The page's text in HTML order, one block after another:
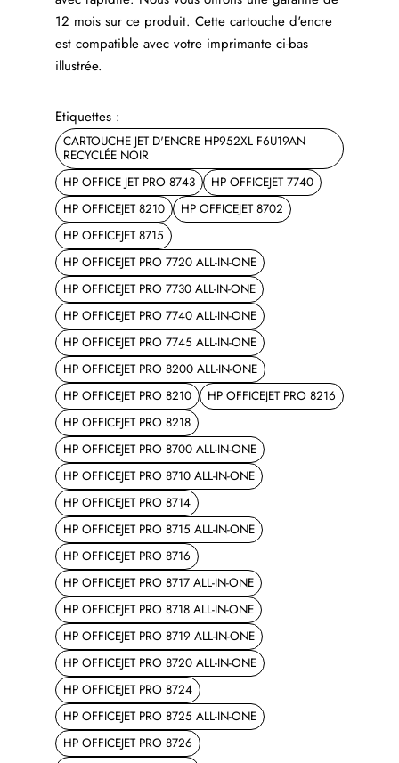
12 mois sur ce produit. Cette cartouche d'encre
est compatible avec votre imprimante ci-bas
illustrée.
Etiquettes :
CARTOUCHE JET D'ENCRE HP952XL F6U19AN
RECYCLÉE NOIR
HP OFFICE JET PRO 8743
HP OFFICEJET 7740
HP OFFICEJET 8210
HP OFFICEJET 8702
HP OFFICEJET 8715
HP OFFICEJET PRO 7720 ALL-IN-ONE
HP OFFICEJET PRO 7730 ALL-IN-ONE
HP OFFICEJET PRO 7740 ALL-IN-ONE
HP OFFICEJET PRO 7745 ALL-IN-ONE
HP OFFICEJET PRO 8200 ALL-IN-ONE
HP OFFICEJET PRO 8210
HP OFFICEJET PRO 8216
HP OFFICEJET PRO 8218
HP OFFICEJET PRO 8700 ALL-IN-ONE
HP OFFICEJET PRO 8710 ALL-IN-ONE
HP OFFICEJET PRO 8714
HP OFFICEJET PRO 8715 ALL-IN-ONE
HP OFFICEJET PRO 8716
HP OFFICEJET PRO 8717 ALL-IN-ONE
HP OFFICEJET PRO 8718 ALL-IN-ONE
HP OFFICEJET PRO 8719 ALL-IN-ONE
HP OFFICEJET PRO 8720 ALL-IN-ONE
HP OFFICEJET PRO 8724
HP OFFICEJET PRO 8725 ALL-IN-ONE
HP OFFICEJET PRO 8726